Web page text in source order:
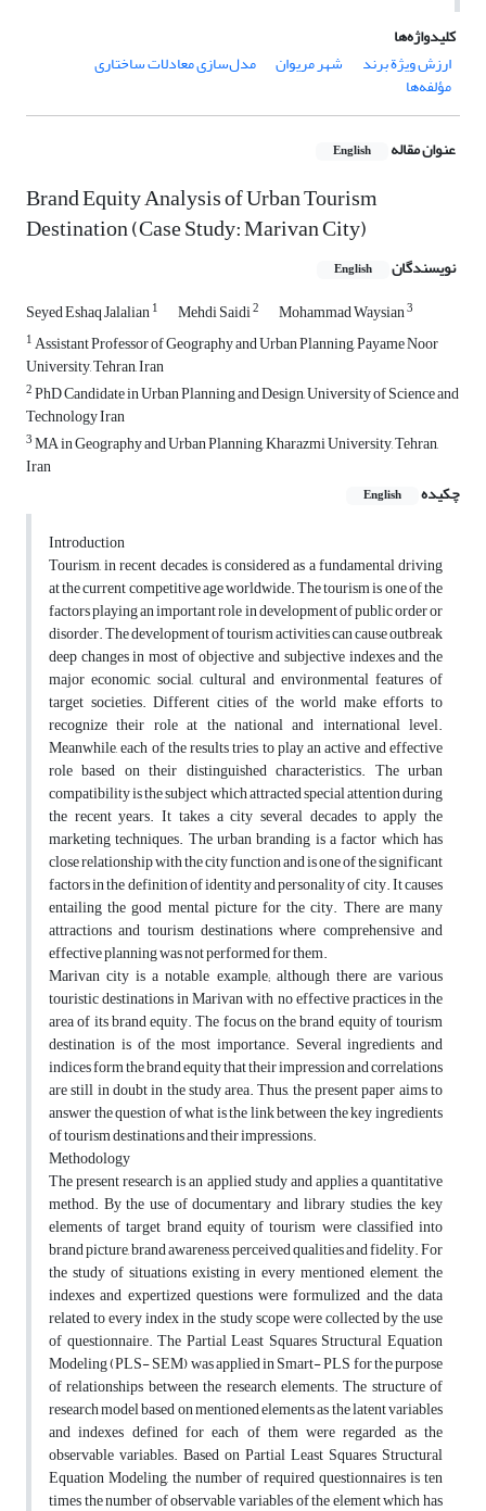
کلیدواژه‌ها
ارزش ویژة برند
شهر مریوان مدل‌سازی معادلات ساختاری
مؤلفه‌ها
عنوان مقاله English
Brand Equity Analysis of Urban Tourism
Destination (Case Study: Marivan City)
نویسندگان English
‌Seyed Eshaq Jalalian1 Mehdi Saidi2 Mohammad Waysian3
1Assistant Professor of Geography and Urban Planning, Payame Noor
University, Tehran, Iran
2PhD Candidate in Urban Planning and Design, University of Science and
Technology Iran
3MA in Geography and Urban Planning, Kharazmi University, Tehran,
Iran
چکیده
English
Introduction
Tourism, in recent decades, is considered as a fundamental driving
at the current competitive age worldwide. The tourism is one of the
factors playing an important role in development of public order or
disorder. The development of tourism activities can cause outbreak
deep changes in most of objective and subjective indexes and the
major economic, social, cultural and environmental features of
target societies. Different cities of the world make efforts to
recognize their role at the national and international level.
Meanwhile, each of the results tries to play an active and effective
role based on their distinguished characteristics. The urban
compatibility is the subject which attracted special attention during
the recent years. It takes a city several decades to apply the
marketing techniques. The urban branding is a factor which has
close relationship with the city function and is one of the significant
factors in the definition of identity and personality of city. It causes
entailing the good mental picture for the city. There are many
attractions and tourism destinations where comprehensive and
effective planning was not performed for them.
Marivan city is a notable example; although there are various
touristic destinations in Marivan with no effective practices in the
area of its brand equity. The focus on the brand equity of tourism
destination is of the most importance. Several ingredients and
indices form the brand equity that their impression and correlations
are still in doubt in the study area. Thus, the present paper aims to
answer the question of what is the link between the key ingredients
of tourism destinations and their impressions.
Methodology
The present research is an applied study and applies a quantitative
method. By the use of documentary and library studies, the key
elements of target brand equity of tourism were classified into
brand picture, brand awareness, perceived qualities and fidelity. For
the study of situations existing in every mentioned element, the
indexes and expertized questions were formulized and the data
related to every index in the study scope were collected by the use
of questionnaire. The Partial Least Squares Structural Equation
Modeling (PLS- SEM) was applied in Smart- PLS for the purpose
of relationships between the research elements. The structure of
research model based on mentioned elements as the latent variables
and indexes defined for each of them were regarded as the
observable variables. Based on Partial Least Squares Structural
Equation Modeling, the number of required questionnaires is ten
times the number of observable variables of the element which has